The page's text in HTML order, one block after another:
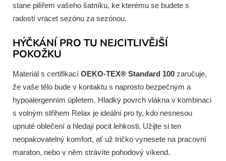
stane pilířem vašeho šatníku, ke kterému se budete s
radostí vracet sezónu za sezónou.
HÝČKÁNÍ PRO TU NEJCITLIVĚJŠÍ
POKOŽKU
Materiál s certifikací OEKO-TEX® Standard 100 zaručuje,
že vaše tělo bude v kontaktu s naprosto bezpečným a
hypoalergenním úpletem. Hladký povrch vlákna v kombinaci
s volným střihem Relax je ideální pro ty, kdo nesnesou
upnuté oblečení a hledají pocit lehkosti. Užijte si ten
neopakovatelný komfort, ať už tričko vynesete na pracovní
maraton, nebo v něm strávíte pohodový víkend.